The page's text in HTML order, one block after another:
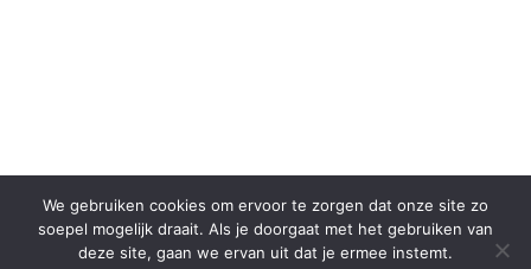
We gebruiken cookies om ervoor te zorgen dat onze site zo
soepel mogelijk draait. Als je doorgaat met het gebruiken van
deze site, gaan we ervan uit dat je ermee instemt.